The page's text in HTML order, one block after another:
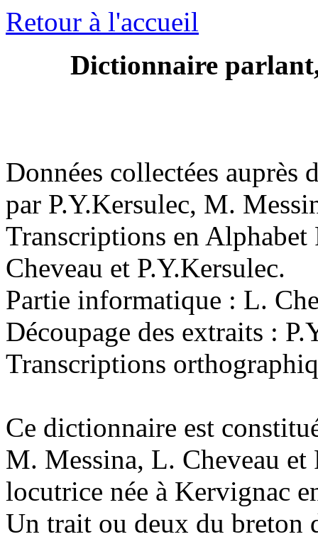
Retour à l'accueil
Dictionnaire
Données collectées auprès
par P.Y.Kersulec, M.
Transcriptions en
Cheveau et P.Y.Kersulec.
Partie informatique : L.
Découpage des extraits :
Transcriptions
Ce dictionnaire est
M. Messina, L. Cheveau et
locutrice née à Kervignac
Un trait ou deux du breton